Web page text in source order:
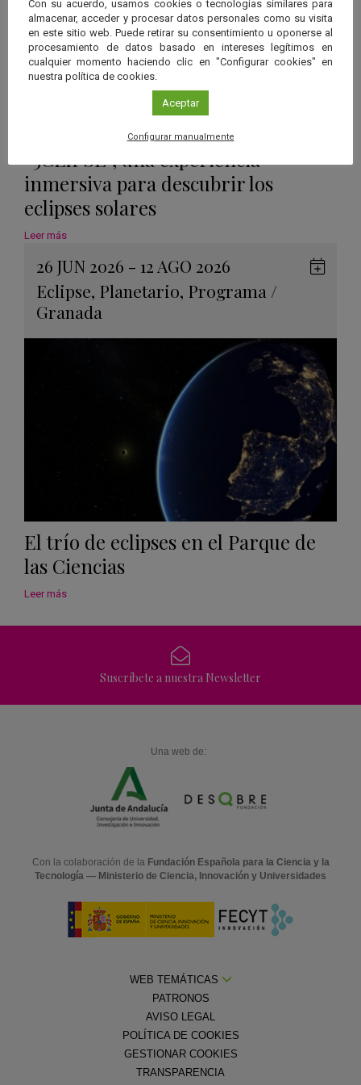
“3CLIPSE”, una experiencia
inmersiva para descubrir los
eclipses solares
Leer más
26 JUN 2026 - 12 AGO 2026
Eclipse, Planetario, Programa /
Granada
El trío de eclipses en el Parque de
las Ciencias
Leer más
Suscríbete a nuestra Newsletter
Una web de:
Con la colaboración de la Fundación Española para la Ciencia y la
Tecnología — Ministerio de Ciencia, Innovación y Universidades
WEB TEMÁTICAS
PATRONOS
AVISO LEGAL
POLÍTICA DE COOKIES
GESTIONAR COOKIES
TRANSPARENCIA
Con su acuerdo, usamos cookies o tecnologías similares para
almacenar, acceder y procesar datos personales como su visita
en este sitio web. Puede retirar su consentimiento u oponerse al
procesamiento de datos basado en intereses legítimos en
cualquier momento haciendo clic en "Configurar cookies" en
nuestra política de cookies.
Aceptar
Configurar manualmente